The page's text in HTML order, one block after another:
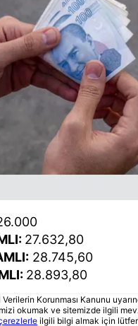
27.632,80
28.745,60
28.893,80
Verilerin Korunması Kanunu
okumak ve sitemizde ilgili
ilgili bilgi almak için